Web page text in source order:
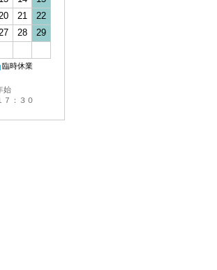
21
22
28
29
臨時休業
始
７：３０